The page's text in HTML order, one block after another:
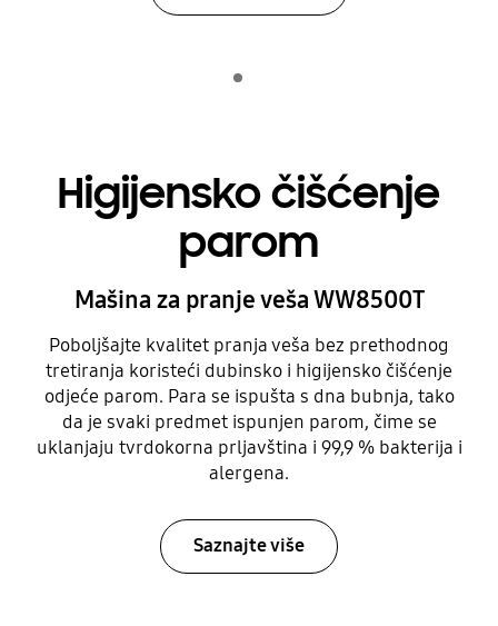
Higijensko čišćenje
parom
Mašina za pranje veša WW8500T
Poboljšajte kvalitet pranja veša bez prethodnog
tretiranja koristeći dubinsko i higijensko čišćenje
odjeće parom. Para se ispušta s dna bubnja, tako
da je svaki predmet ispunjen parom, čime se
uklanjaju tvrdokorna prljavština i 99,9 % bakterija i
alergena.
Saznajte više